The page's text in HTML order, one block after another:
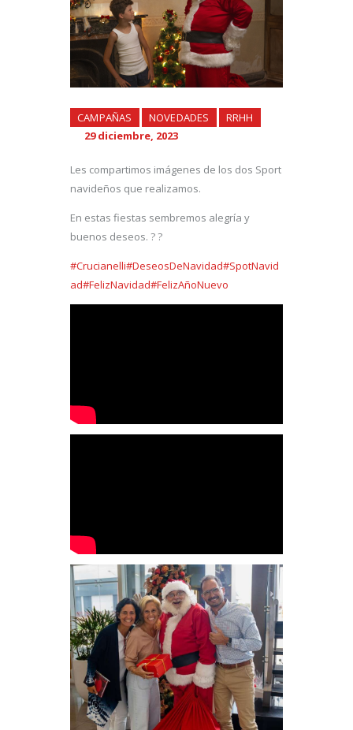
CAMPAÑAS NOVEDADES
RRHH
29 diciembre, 2023
Les compartimos imágenes de los dos Sport
navideños que realizamos.
En estas fiestas sembremos alegría y
buenos deseos. ? ?
#Crucianelli#DeseosDeNavidad#SpotNavid
ad#FelizNavidad#FelizAñoNuevo